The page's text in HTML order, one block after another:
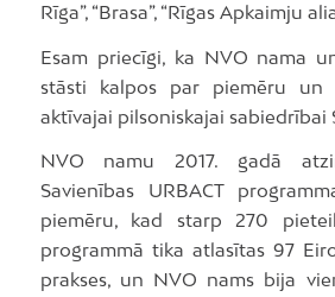
Rīga”, “Brasa”, “Rīgas Apkaimju
Esam priecīgi, ka NVO nama
stāsti kalpos par piemēru un
aktīvajai pilsoniskajai sabiedrībai
NVO namu 2017. gadā
Savienības URBACT
piemēru, kad starp 270
programmā tika atlasītas 97
prakses, un NVO nams bija